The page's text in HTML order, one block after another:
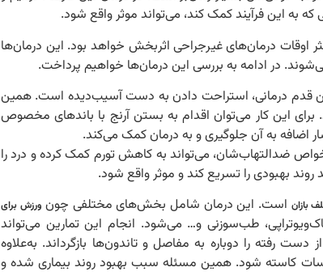
به این فرآیند کمک کند، می‌تواند موثر واقع شود.
اوقات درمان‌های غیرجراحی اثربخش خواهد بود. این درمان‌ها
در ادامه به بررسی این درمان‌ها خواهیم پرداخت.
قدم درمانی، استراحت دادن به دست آسیب‌دیده است. همین
این کار می‌توان اقدام به بستن آرنج با باندهای مخصوص
اضافه به آن جلوگیری و به درمان کمک می‌کند.
ضدالتهاب‌شان، می‌تواند به کاهش تورم کمک کرده و درد را
بهبودی را تسریع کند و موثر واقع شود.
بازان است. این درمان شامل بخش‌های مختلفی چون ورزش برای
طب‌سوزنی و… می‌شود. انجام این تمارین می‌تواند
رفته را دوباره به مفاصل و تاندون‌ها بازگرداند. به‌علاوه
کاسته شود. همین مسئله سبب بهبود روند بیماری شده و